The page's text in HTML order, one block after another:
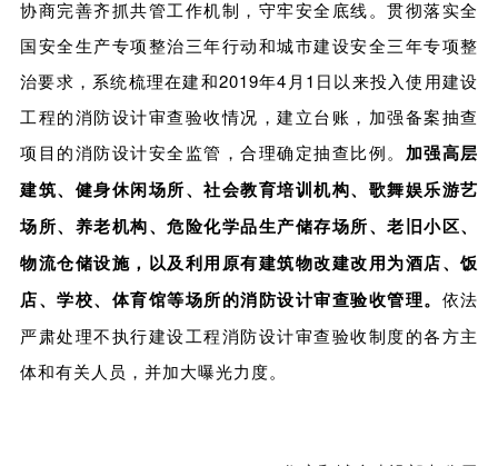
协商完善齐抓共管工作机制，守牢安全底线。贯彻落实全
国安全生产专项整治三年行动和城市建设安全三年专项整
治要求，系统梳理在建和2019年4月1日以来投入使用建设
工程的消防设计审查验收情况，建立台账，加强备案抽查
项目的消防设计安全监管，合理确定抽查比例。 加强高层
建筑、健身休闲场所、社会教育培训机构、歌舞娱乐游艺
场所、养老机构、危险化学品生产储存场所、老旧小区、
物流仓储设施，以及利用原有建筑物改建改用为酒店、饭
店、学校、体育馆等场所的消防设计审查验收管理。 依法
严肃处理不执行建设工程消防设计审查验收制度的各方主
体和有关人员，并加大曝光力度。